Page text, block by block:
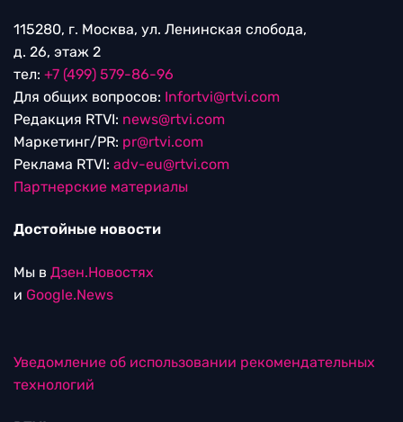
115280, г. Москва, ул. Ленинская слобода,
д. 26, этаж 2
тел: +7 (499) 579-86-96
Для общих вопросов: Infortvi@rtvi.com
Редакция RTVI: news@rtvi.com
Маркетинг/PR: pr@rtvi.com
Реклама RTVI: adv-eu@rtvi.com
Партнерские материалы
Достойные новости
Мы в Дзен.Новостях
и Google.News
Уведомление об использовании рекомендательных
технологий